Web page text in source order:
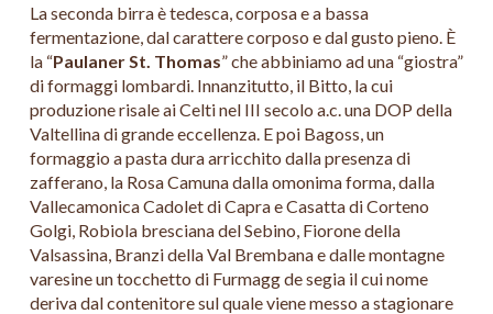
La seconda birra è tedesca, corposa e a bassa
fermentazione, dal carattere corposo e dal gusto pieno. È
la “Paulaner St. Thomas” che abbiniamo ad una “giostra”
di formaggi lombardi. Innanzitutto, il Bitto, la cui
produzione risale ai Celti nel III secolo a.c. una DOP della
Valtellina di grande eccellenza. E poi Bagoss, un
formaggio a pasta dura arricchito dalla presenza di
zafferano, la Rosa Camuna dalla omonima forma, dalla
Vallecamonica Cadolet di Capra e Casatta di Corteno
Golgi, Robiola bresciana del Sebino, Fiorone della
Valsassina, Branzi della Val Brembana e dalle montagne
varesine un tocchetto di Furmagg de segia il cui nome
deriva dal contenitore sul quale viene messo a stagionare